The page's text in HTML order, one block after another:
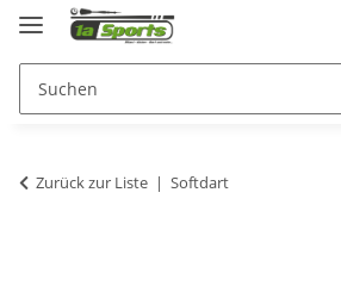
Zurück zur Liste Softdart